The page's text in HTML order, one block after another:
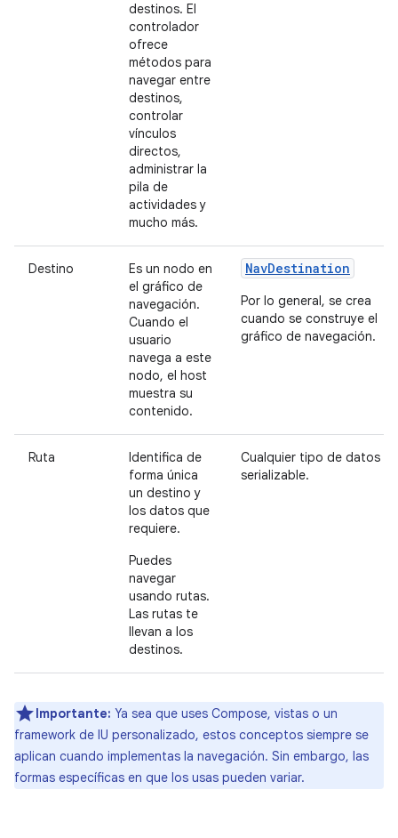
destinos. El
controlador
ofrece
métodos para
navegar entre
destinos,
controlar
vínculos
directos,
administrar la
pila de
actividades y
mucho más.
Destino
Es un nodo en
el gráfico de
navegación.
Cuando el
usuario
navega a este
nodo, el host
muestra su
contenido.
NavDestination
Por lo general, se crea
cuando se construye el
gráfico de navegación.
Ruta
Identifica de
forma única
un destino y
los datos que
requiere.
Puedes
navegar
usando rutas.
Las rutas te
llevan a los
destinos.
Cualquier tipo de datos
serializable.
Importante: Ya sea que uses Compose, vistas o un
framework de IU personalizado, estos conceptos siempre se
aplican cuando implementas la navegación. Sin embargo, las
formas específicas en que los usas pueden variar.